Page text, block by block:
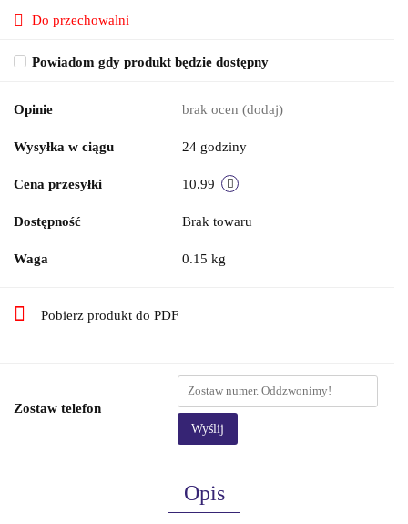
Do przechowalni
Powiadom gdy produkt będzie dostępny
Opinie brak ocen (dodaj)
Wysyłka w ciągu 24 godziny
Cena przesyłki 10.99
Dostępność Brak towaru
Waga 0.15 kg
Pobierz produkt do PDF
Zostaw telefon
Wyślij
Opis